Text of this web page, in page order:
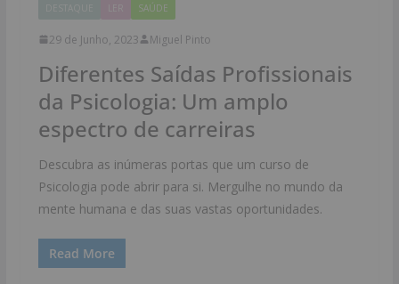
SAÚDE
29 de Junho, 2023 Miguel Pinto
Diferentes Saídas Profissionais
da Psicologia: Um amplo
espectro de carreiras
Descubra as inúmeras portas que um curso de
Psicologia pode abrir para si. Mergulhe no mundo da
mente humana e das suas vastas oportunidades.
Read More